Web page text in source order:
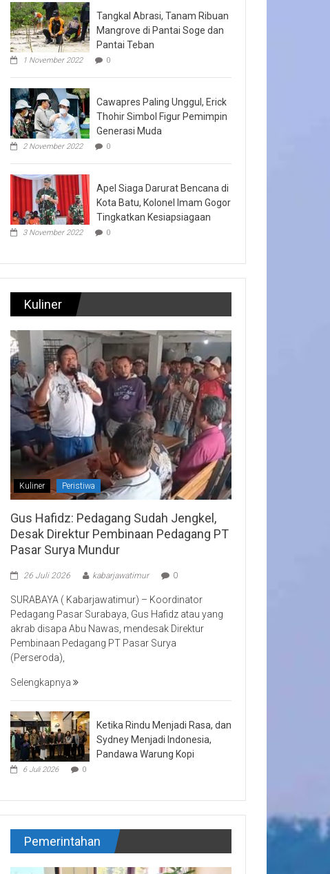
Tangkal Abrasi, Tanam Ribuan
Mangrove di Pantai Soge dan
Pantai Teban
1 November 2022 0
Cawapres Paling Unggul, Erick
Thohir Simbol Figur Pemimpin
Generasi Muda
2 November 2022 0
Apel Siaga Darurat Bencana di
Kota Batu, Kolonel Imam Gogor
Tingkatkan Kesiapsiagaan
3 November 2022 0
Kuliner
Kuliner Peristiwa
Gus Hafidz: Pedagang Sudah Jengkel,
Desak Direktur Pembinaan Pedagang PT
Pasar Surya Mundur
26 Juli 2026 kabarjawatimur 0
SURABAYA ( Kabarjawatimur) – Koordinator
Pedagang Pasar Surabaya, Gus Hafidz atau yang
akrab disapa Abu Nawas, mendesak Direktur
Pembinaan Pedagang PT Pasar Surya
(Perseroda),
Selengkapnya
Ketika Rindu Menjadi Rasa, dan
Sydney Menjadi Indonesia,
Pandawa Warung Kopi
6 Juli 2026 0
Pemerintahan